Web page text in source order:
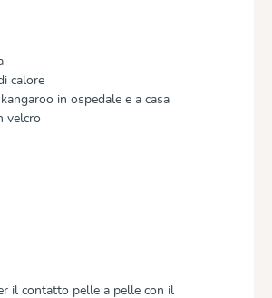
calore
in ospedale e a casa
velcro
il contatto pelle a pelle con il